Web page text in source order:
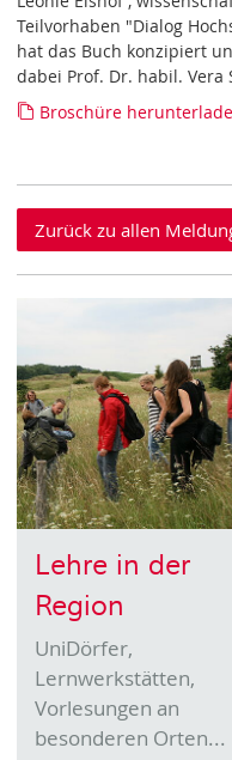
Teilvorhaben "Dialog
hat das Buch konzipiert
dabei Prof. Dr. habil. Vera
Broschüre
Zurück zu allen
Lehre in der
Region
UniDörfer,
Lernwerkstätten,
Vorlesungen an
besonderen Orten...